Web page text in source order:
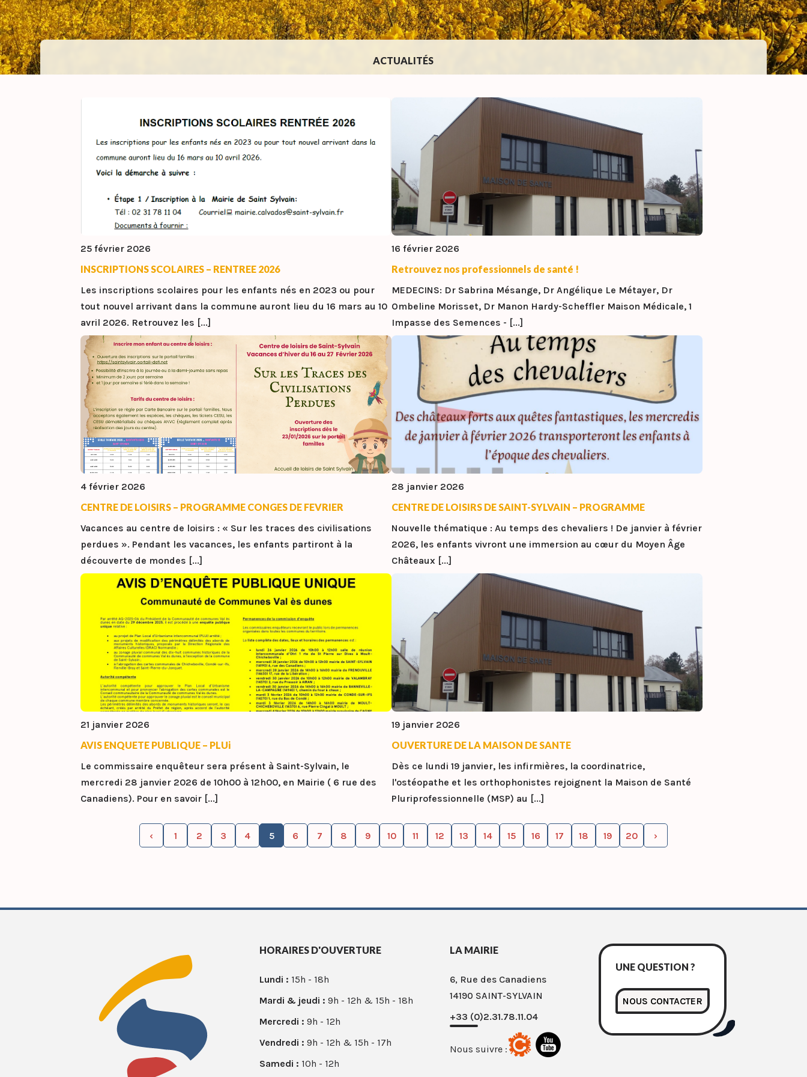
ACTUALITÉS
25 février 2026
INSCRIPTIONS SCOLAIRES – RENTREE 2026
Les inscriptions scolaires pour les enfants nés en 2023 ou pour
tout nouvel arrivant dans la commune auront lieu du 16 mars au 10
avril 2026. Retrouvez les [...]
16 février 2026
Retrouvez nos professionnels de santé !
MEDECINS: Dr Sabrina Mésange, Dr Angélique Le Métayer, Dr
Ombeline Morisset, Dr Manon Hardy-Scheffler Maison Médicale, 1
Impasse des Semences - [...]
4 février 2026
CENTRE DE LOISIRS – PROGRAMME CONGES DE FEVRIER
Vacances au centre de loisirs : « Sur les traces des civilisations
perdues ». Pendant les vacances, les enfants partiront à la
découverte de mondes [...]
28 janvier 2026
CENTRE DE LOISIRS DE SAINT-SYLVAIN – PROGRAMME
Nouvelle thématique : Au temps des chevaliers ! De janvier à février
2026, les enfants vivront une immersion au cœur du Moyen Âge
Châteaux [...]
21 janvier 2026
AVIS ENQUETE PUBLIQUE – PLUi
Le commissaire enquêteur sera présent à Saint-Sylvain, le
mercredi 28 janvier 2026 de 10h00 à 12h00, en Mairie ( 6 rue des
Canadiens). Pour en savoir [...]
19 janvier 2026
OUVERTURE DE LA MAISON DE SANTE
Dès ce lundi 19 janvier, les infirmières, la coordinatrice,
l'ostéopathe et les orthophonistes rejoignent la Maison de Santé
Pluriprofessionnelle (MSP) au [...]
‹ 1 2 3 4 5 6 7 8 9 10 11 12 13 14 15 16 17 18 19 20 ›
HORAIRES D'OUVERTURE
Lundi : 15h - 18h
Mardi & jeudi : 9h - 12h & 15h - 18h
Mercredi : 9h - 12h
Vendredi : 9h - 12h & 15h - 17h
Samedi : 10h - 12h
LA MAIRIE
6, Rue des Canadiens
14190 SAINT-SYLVAIN
+33 (0)2.31.78.11.04
Nous suivre :
UNE QUESTION ?
NOUS CONTACTER